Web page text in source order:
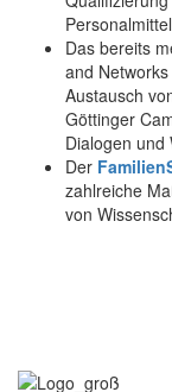
Das bereits
and
Austausch
Göttinger
Dialogen und
Der
zahlreiche
von